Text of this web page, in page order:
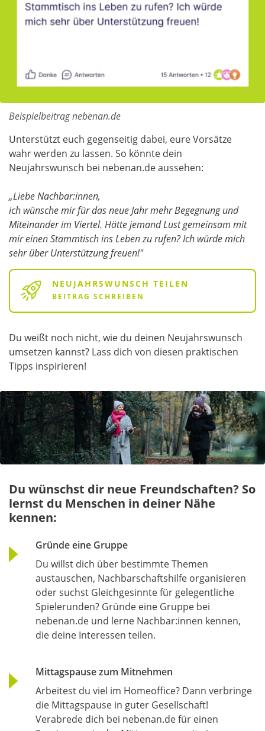
Beispielbeitrag nebenan.de
Unterstützt euch gegenseitig dabei, eure Vorsätze
wahr werden zu lassen. So könnte dein
Neujahrswunsch bei nebenan.de aussehen:
„Liebe Nachbar:innen,
ich wünsche mir für das neue Jahr mehr Begegnung und
Miteinander im Viertel. Hätte jemand Lust gemeinsam mit
mir einen Stammtisch ins Leben zu rufen? Ich würde mich
sehr über Unterstützung freuen!"
NEUJAHRSWUNSCH TEILEN
BEITRAG SCHREIBEN
Du weißt noch nicht, wie du deinen Neujahrswunsch
umsetzen kannst? Lass dich von diesen praktischen
Tipps inspirieren!
Du wünschst dir neue Freundschaften? So
lernst du Menschen in deiner Nähe
kennen:
Gründe eine Gruppe
Du willst dich über bestimmte Themen
austauschen, Nachbarschaftshilfe organisieren
oder suchst Gleichgesinnte für gelegentliche
Spielerunden? Gründe eine Gruppe bei
nebenan.de und lerne Nachbar:innen kennen,
die deine Interessen teilen.
Mittagspause zum Mitnehmen
Arbeitest du viel im Homeoffice? Dann verbringe
die Mittagspause in guter Gesellschaft!
Verabrede dich bei nebenan.de für einen